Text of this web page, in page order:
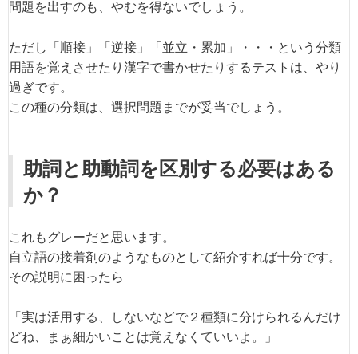
問題を出すのも、やむを得ないでしょう。
ただし「順接」「逆接」「並立・累加」・・・という分類
用語を覚えさせたり漢字で書かせたりするテストは、やり
過ぎです。
この種の分類は、選択問題までが妥当でしょう。
助詞と助動詞を区別する必要はある
か？
これもグレーだと思います。
自立語の接着剤のようなものとして紹介すれば十分です。
その説明に困ったら
「実は活用する、しないなどで２種類に分けられるんだけ
どね、まぁ細かいことは覚えなくていいよ。」